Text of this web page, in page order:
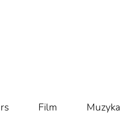
Film Muzyka